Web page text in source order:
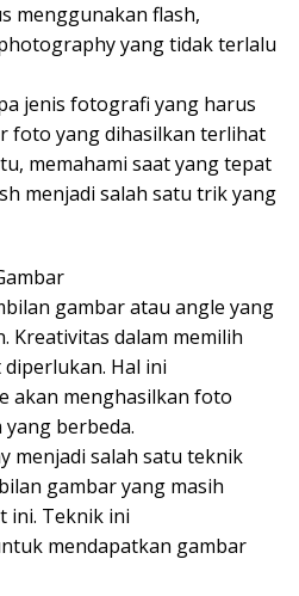
menggunakan flash,
yang tidak terlalu
jenis fotografi yang harus
foto yang dihasilkan terlihat
memahami saat yang tepat
menjadi salah satu trik yang
gambar atau angle yang
Kreativitas dalam memilih
Hal ini
akan menghasilkan foto
berbeda.
menjadi salah satu teknik
gambar yang masih
ini. Teknik ini
mendapatkan gambar